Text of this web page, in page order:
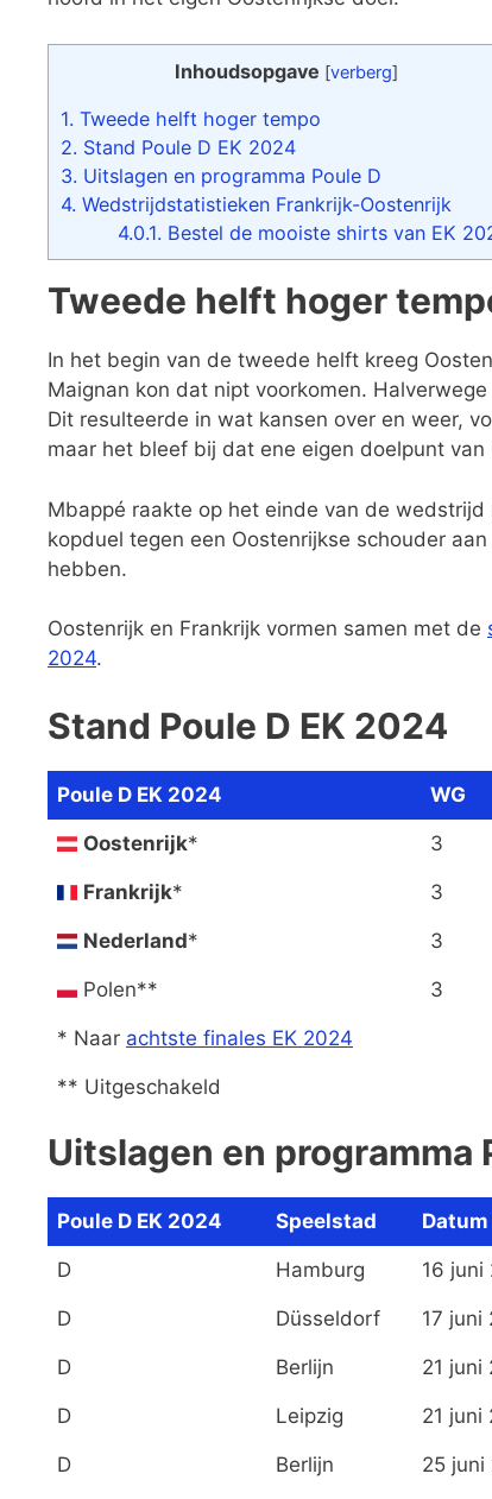
Inhoudsopgave [verberg]
1. Tweede helft hoger tempo
2. Stand Poule D EK 2024
3. Uitslagen en programma Poule D
4. Wedstrijdstatistieken Frankrijk-Oostenrijk
4.0.1. Bestel de mooiste shirts van EK
Tweede helft hoger
In het begin van de tweede helft kreeg
Maignan kon dat nipt voorkomen.
Dit resulteerde in wat kansen over en weer,
maar het bleef bij dat ene eigen doelpunt
Mbappé raakte op het einde van de
kopduel tegen een Oostenrijkse schouder
hebben.
Oostenrijk en Frankrijk vormen samen met de
2024.
Stand Poule D EK 2024
Poule D EK 2024 WG
Oostenrijk* 3
Frankrijk* 3
Nederland* 3
Polen** 3
* Naar achtste finales EK 2024
** Uitgeschakeld
Uitslagen en programma
Poule D EK 2024 Speelstad Datum
D Hamburg 16 juni
D Düsseldorf 17 juni
D Berlijn 21 juni
D Leipzig 21 juni
D Berlijn 25 juni